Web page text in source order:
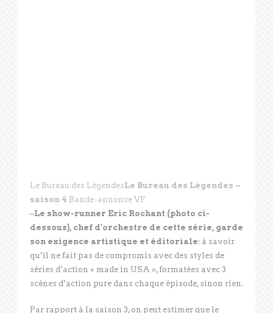
Le Bureau des LégendesLe Bureau des Légendes –
saison 4 Bande-annonce VF
–Le show-runner Eric Rochant (photo ci-
dessous), chef d’orchestre de cette série, garde
son exigence artistique et éditoriale: à savoir
qu’il ne fait pas de compromis avec des styles de
séries d’action « made in USA », formatées avec 3
scènes d’action pure dans chaque épisode, sinon rien.
Par rapport à la saison 3, on peut estimer que le